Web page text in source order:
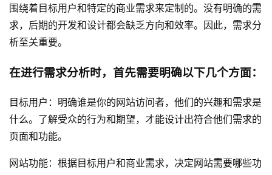
围绕着目标用户和特定的商业需求来定制的。没有明确的需
求，后期的开发和设计都会缺乏方向和效率。因此，需求分
析至关重要。
在进行需求分析时，首先需要明确以下几个方面：
目标用户：明确谁是你的网站访问者，他们的兴趣和需求是
什么。了解受众的行为和期望，才能设计出符合他们需求的
页面和功能。
网站功能：根据目标用户和商业需求，决定网站需要哪些功